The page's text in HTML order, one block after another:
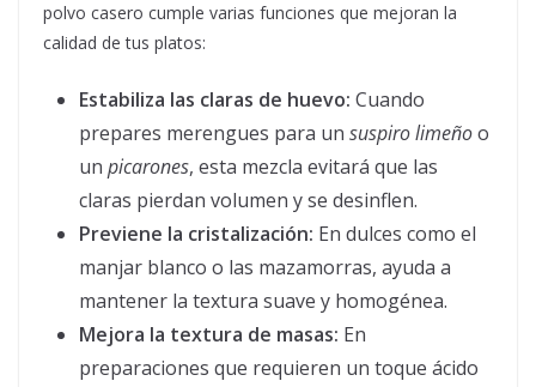
polvo casero cumple varias funciones que mejoran la
calidad de tus platos:
Estabiliza las claras de huevo: Cuando
prepares merengues para un suspiro limeñoo
un picarones, esta mezcla evitará que las
claras pierdan volumen y se desinflen.
Previene la cristalización: En dulces como el
manjar blanco o las mazamorras, ayuda a
mantener la textura suave y homogénea.
Mejora la textura de masas: En
preparaciones que requieren un toque ácido